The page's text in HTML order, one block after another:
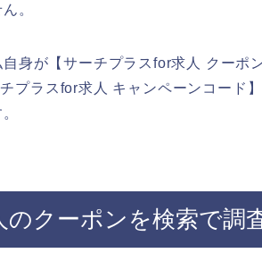
。
身が【サーチプラスfor求人 クーポ
プラスfor求人 キャンペーンコード
クーポンを検索で調